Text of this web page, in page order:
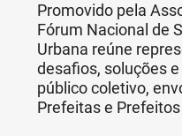
Promovido pela
Fórum Nacional de
Urbana reúne
desafios, soluções
público coletivo,
Prefeitas e Prefeitos